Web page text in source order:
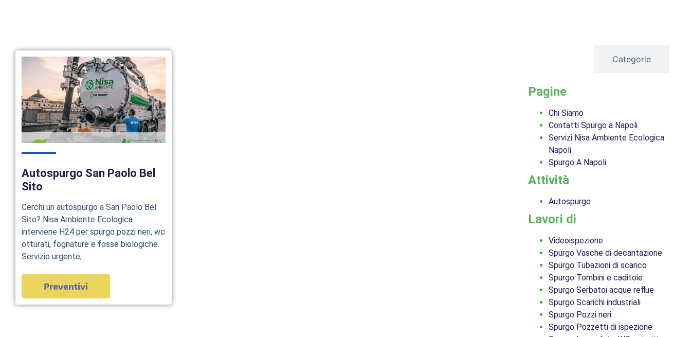
Autospurgo San Paolo Bel
Sito
Cerchi un autospurgo a San Paolo Bel
Sito? Nisa Ambiente Ecologica
interviene H24 per spurgo pozzi neri, wc
otturati, fognature e fosse biologiche.
Servizio urgente,
Preventivi
Categorie
Pagine
Chi Siamo
Contatti Spurgo a Napoli
Servizi Nisa Ambiente Ecologica
Napoli
Spurgo A Napoli
Attività
Autospurgo
Lavori di
Videoispezione
Spurgo Vasche di decantazione
Spurgo Tubazioni di scarico
Spurgo Tombini e caditoie
Spurgo Serbatoi acque reflue
Spurgo Scarichi industriali
Spurgo Pozzi neri
Spurgo Pozzetti di ispezione